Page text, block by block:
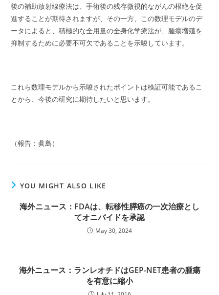
後の補助放射線療法は、手術後の残存微視的ながんの根絶を促
進することが期待されますが、その一方、この数理モデルのデ
ータによると、積極的な全用量の全身化学療法が、腫瘍増殖を
抑制するために必要不可欠であることを示唆しています。
これら数理モデルから示唆されたポイントは検証可能であるこ
とから、今後の研究に期待したいと思います。
（報告：眞島）
YOU MIGHT ALSO LIKE
海外ニュース：FDAは、転移性膵癌の一次治療とし
てオニバイドを承認
May 30, 2024
海外ニュース：ランレオチドはGEP-NET患者の腫瘍
を有意に縮小